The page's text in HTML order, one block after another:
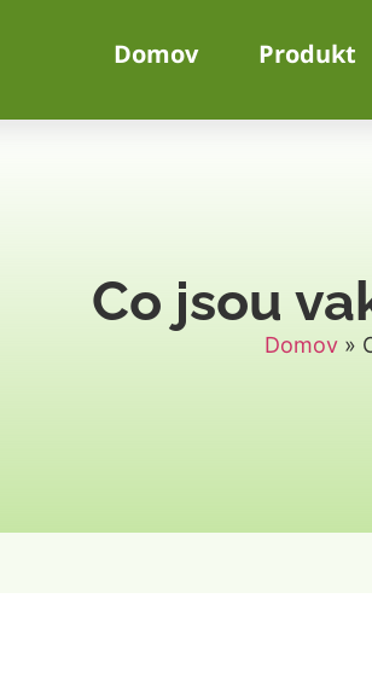
Domov Produkt
Co jsou
Domov »